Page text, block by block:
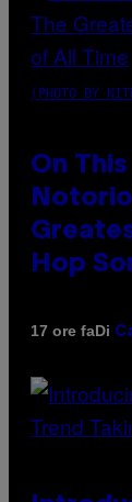
(PHOTO BY
On
Hop
17 ore faDi